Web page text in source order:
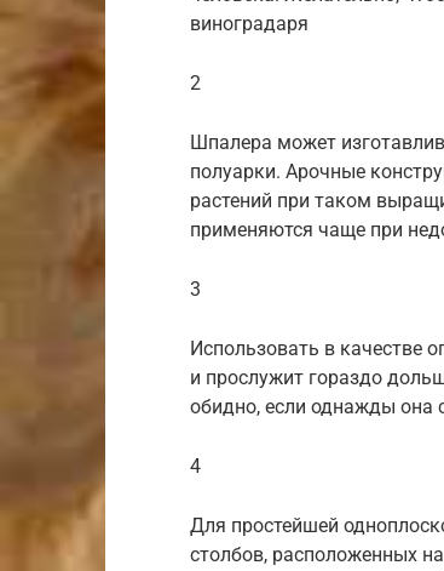
виноградаря
2
Шпалера может
полуарки. Арочные
растений при таком
применяются чаще при
3
Использовать в качестве
и прослужит гораздо
обидно, если однажды она
4
Для простейшей
столбов, расположенных